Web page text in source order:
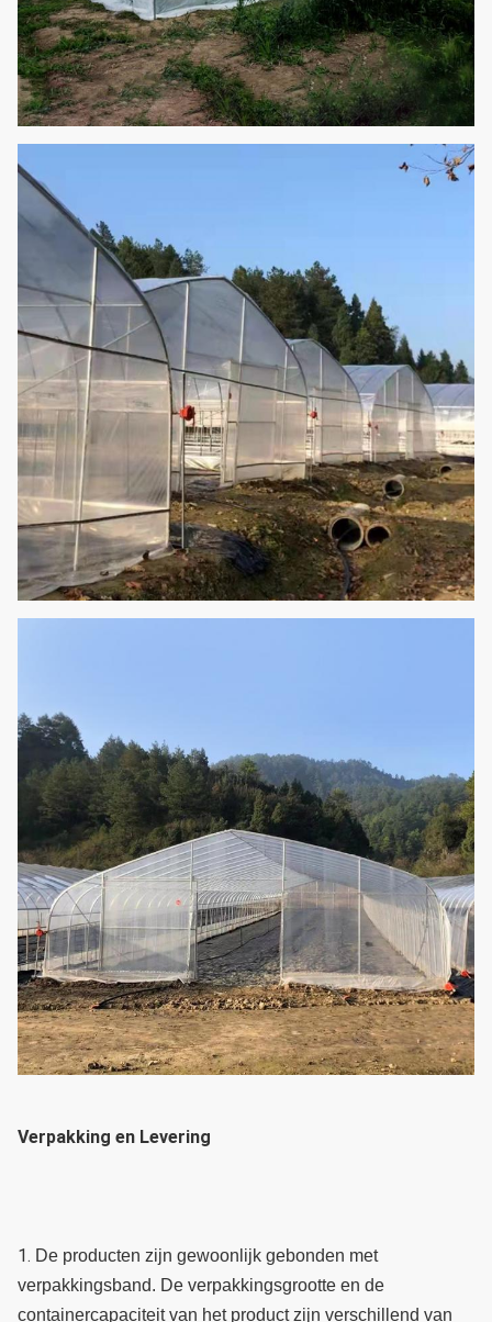
Verpakking en Levering
1. De producten zijn gewoonlijk gebonden met
verpakkingsband. De verpakkingsgrootte en de
containercapaciteit van het product zijn verschillend van